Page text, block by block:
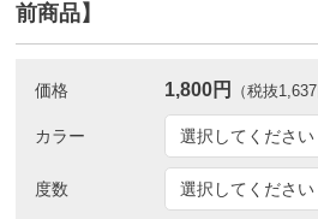
前商品】
価格 1,800円 （税抜1,637
カラー
度数
商品一覧を見る
乱視用カラコン
遠近両用カラコン
カラコン・サークルレンズ
カラコン・サークルレンズ
商品一覧を見る 乱視用カラコン
クリアコンタクトレンズ
乱視用カラコン
乱視用カラコン